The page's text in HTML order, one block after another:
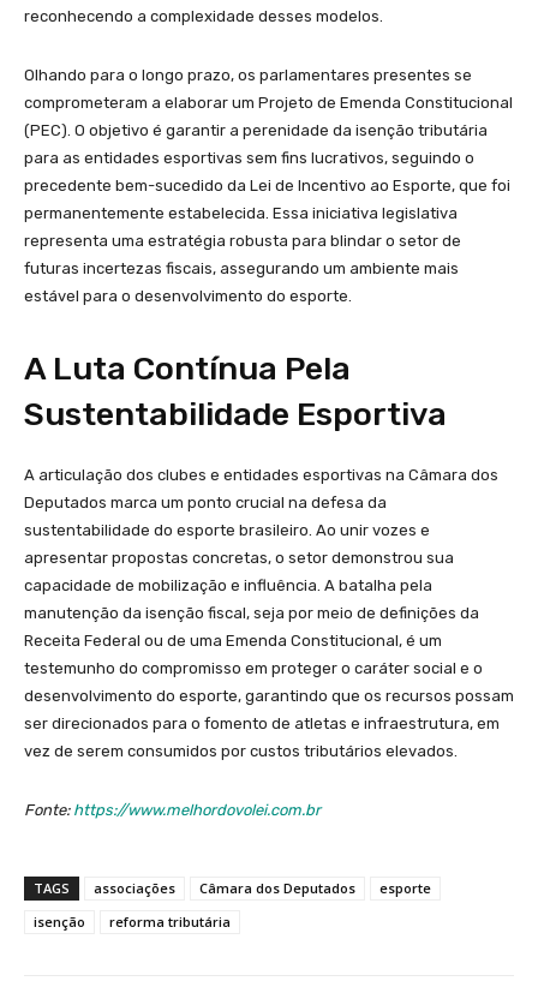
reconhecendo a complexidade desses modelos.
Olhando para o longo prazo, os parlamentares presentes se
comprometeram a elaborar um Projeto de Emenda Constitucional
(PEC). O objetivo é garantir a perenidade da isenção tributária
para as entidades esportivas sem fins lucrativos, seguindo o
precedente bem-sucedido da Lei de Incentivo ao Esporte, que foi
permanentemente estabelecida. Essa iniciativa legislativa
representa uma estratégia robusta para blindar o setor de
futuras incertezas fiscais, assegurando um ambiente mais
estável para o desenvolvimento do esporte.
A Luta Contínua Pela
Sustentabilidade Esportiva
A articulação dos clubes e entidades esportivas na Câmara dos
Deputados marca um ponto crucial na defesa da
sustentabilidade do esporte brasileiro. Ao unir vozes e
apresentar propostas concretas, o setor demonstrou sua
capacidade de mobilização e influência. A batalha pela
manutenção da isenção fiscal, seja por meio de definições da
Receita Federal ou de uma Emenda Constitucional, é um
testemunho do compromisso em proteger o caráter social e o
desenvolvimento do esporte, garantindo que os recursos possam
ser direcionados para o fomento de atletas e infraestrutura, em
vez de serem consumidos por custos tributários elevados.
Fonte: https://www.melhordovolei.com.br
TAGS associações Câmara dos Deputados
esporte
isenção
reforma tributária